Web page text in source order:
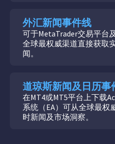
外汇新闻事件线
可于MetaTrader交易平台
全球最权威渠道直接获取
闻。
道琼斯新闻及日历事
在MT4或MT5平台上下载
系统（EA）可从全球最权
时新闻及市场洞察。